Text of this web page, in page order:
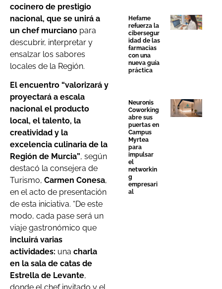
cocinero de prestigio
nacional, que se unirá a
un chef murciano para
descubrir, interpretar y
ensalzar los sabores
locales de la Región.
El encuentro “valorizará y
proyectará a escala
nacional el producto
local, el talento, la
creatividad y la
excelencia culinaria de la
Región de Murcia”, según
destacó la consejera de
Turismo, Carmen Conesa,
en el acto de presentación
de esta iniciativa. “De este
modo, cada pase será un
viaje gastronómico que
incluirá varias
actividades: una charla
en la sala de catas de
Estrella de Levante,
Hefame
refuerza la
cibersegur
idad de las
farmacias
con una
nueva guía
práctica
Neuronis
Coworking
abre sus
puertas en
Campus
Myrtea
para
impulsar
el
networkin
g
empresari
al